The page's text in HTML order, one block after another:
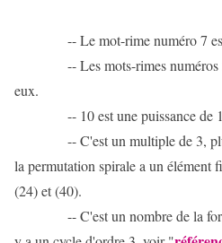
-- Le mot-rime numéro 7
-- Les mots-rimes numéros 3,
eux.
-- 10 est une puissance de
-- C'est un multiple de 3,
la permutation spirale a un élément
(24) et (40).
-- C'est un nombre de la